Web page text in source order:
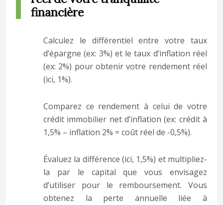
financière
Calculez le différentiel entre votre taux
d’épargne (ex: 3%) et le taux d’inflation réel
(ex: 2%) pour obtenir votre rendement réel
(ici, 1%).
Comparez ce rendement à celui de votre
crédit immobilier net d’inflation (ex: crédit à
1,5% – inflation 2% = coût réel de -0,5%).
Évaluez la différence (ici, 1,5%) et multipliez-
la par le capital que vous envisagez
d’utiliser pour le remboursement. Vous
obtenez la perte annuelle liée à